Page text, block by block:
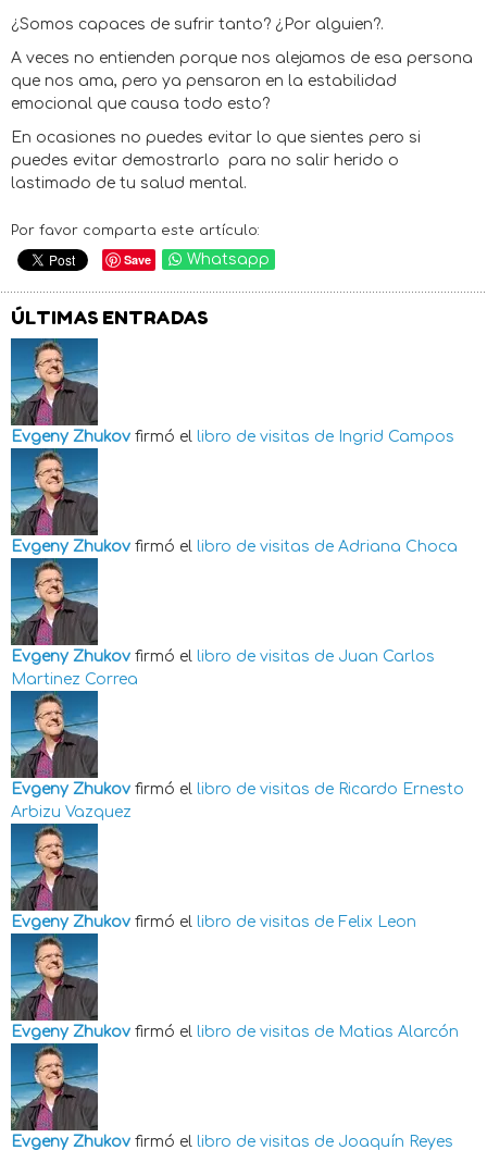
¿Somos capaces de sufrir tanto? ¿Por alguien?.
A veces no entienden porque nos alejamos de esa persona
que nos ama, pero ya pensaron en la estabilidad
emocional que causa todo esto?
En ocasiones no puedes evitar lo que sientes pero si
puedes evitar demostrarlo para no salir herido o
lastimado de tu salud mental.
Por favor comparta este artículo:
Save Whatsapp
ÚLTIMAS ENTRADAS
Evgeny Zhukov firmó el libro de visitas de Ingrid Campos
Evgeny Zhukov firmó el libro de visitas de Adriana Choca
Evgeny Zhukov firmó el libro de visitas de Juan Carlos
Martinez Correa
Evgeny Zhukov firmó el libro de visitas de Ricardo Ernesto
Arbizu Vazquez
Evgeny Zhukov firmó el libro de visitas de Felix Leon
Evgeny Zhukov firmó el libro de visitas de Matias Alarcón
Evgeny Zhukov firmó el libro de visitas de Joaquín Reyes